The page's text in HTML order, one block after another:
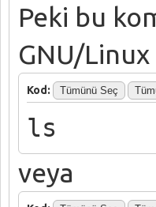
Peki bu
GNU/
Kod: Tümünü Seç
ls
veya